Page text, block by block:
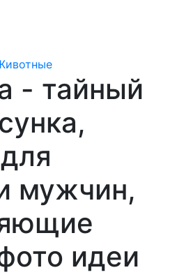
- тайный
мужчин,
идеи